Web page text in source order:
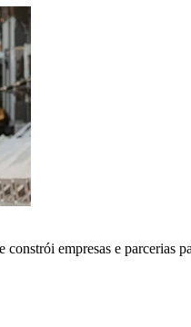
empresas e parcerias